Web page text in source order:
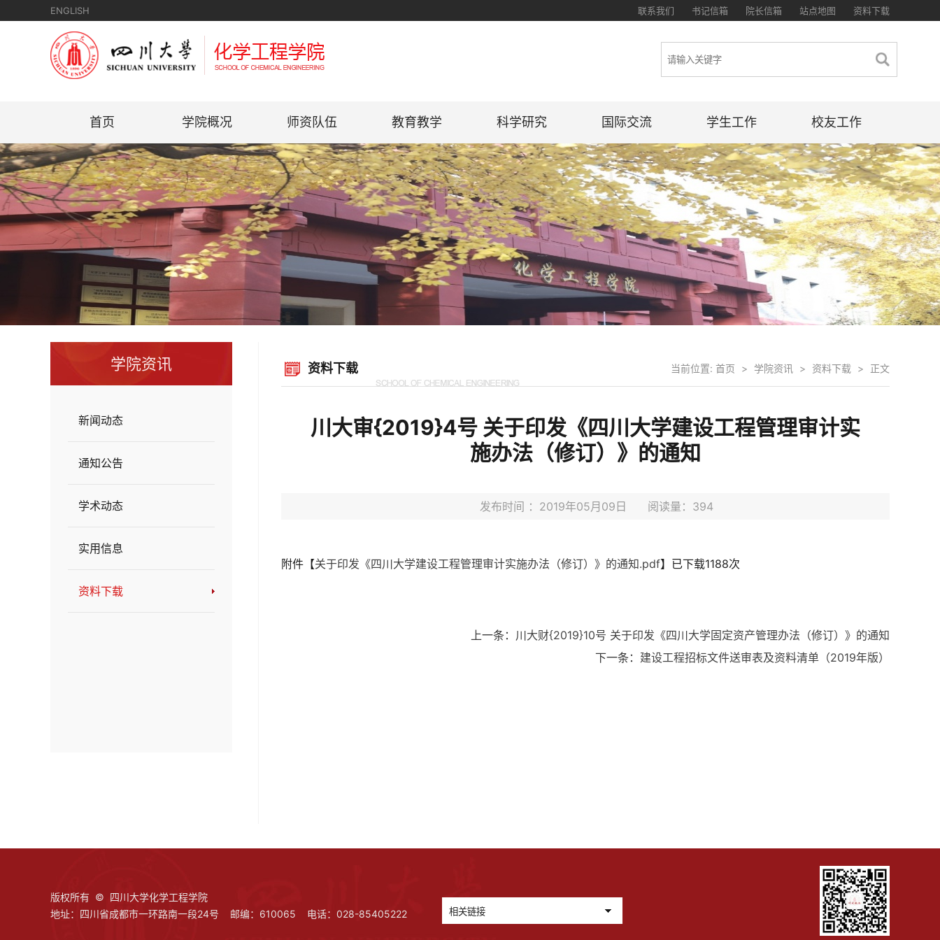
ENGLISH 资料下载
站点地图
院长信箱
书记信箱
联系我们
首页 学院概况 师资队伍 教育教学 科学研究 国际交流 学生工作 校友工作
学院资讯
新闻动态
通知公告
学术动态
实用信息
资料下载
资料下载 当前位置: 首页 > 学院资讯 > 资料下载 > 正文
川大审{2019}4号 关于印发《四川大学建设工程管理审计实
施办法（修订）》的通知
发布时间 ：2019年05月09日 阅读量： 394
附件【关于印发《四川大学建设工程管理审计实施办法（修订）》的通知.pdf】已下载1188次
上一条： 川大财{2019}10号 关于印发《四川大学固定资产管理办法（修订）》的通知
下一条： 建设工程招标文件送审表及资料清单（2019年版）
版权所有 © 四川大学化学工程学院
地址：四川省成都市一环路南一段24号 邮编：610065 电话：028-85405222